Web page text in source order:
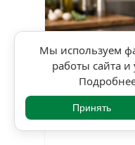
★★★★★
Мы используем
работы сайта и
Принять